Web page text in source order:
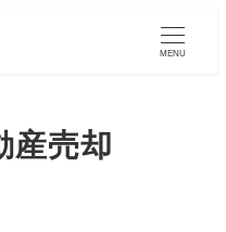
MENU
産売却